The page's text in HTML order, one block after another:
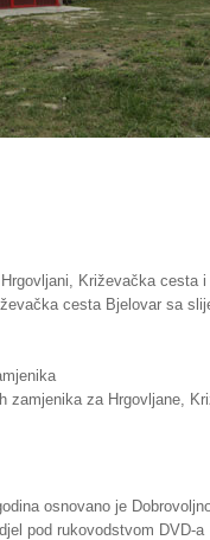
Križevačka cesta
cesta Bjelovar sa
zamjenika za Hrgovljane,
osnovano je
pod rukovodstvom DVD-a